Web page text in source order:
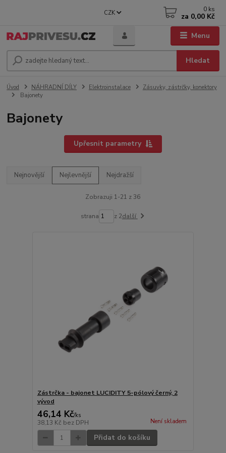
Menu
CZK
Hledat
0 ks
za 0,00 Kč
Úvod NÁHRADNÍ DÍLY Elektroinstalace
Zásuvky, zástrčky, konektory
Bajonety
Bajonety
Upřesnit parametry
Nejnovější Nejlevnější Nejdražší
Zobrazuji 1-21 z 36
strana z 2další
Zástrčka - bajonet LUCIDITY 5-pólový černý, 2
vývod
46,14 Kč/ks
38,13 Kč bez DPH Není skladem
Přidat do košíku